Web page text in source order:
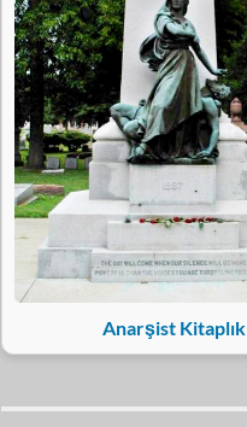
Anarşist Kitaplık